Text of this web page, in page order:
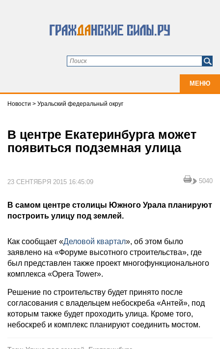
МЕНЮ
Новости > Уральский федеральный округ
В центре Екатеринбурга может
появиться подземная улица
23 СЕНТЯБРЯ 2015 16:45:09 5040
В самом центре столицы Южного Урала планируют
построить улицу под землей.
Как сообщает «Деловой квартал», об этом было
заявлено на «Форуме высотного строительства», где
был представлен также проект многофункционального
комплекса «Opera Tower».
Решение по строительству будет принято после
согласования с владельцем небоскреба «Антей», под
которым также будет проходить улица. Кроме того,
небоскреб и комплекс планируют соединить мостом.